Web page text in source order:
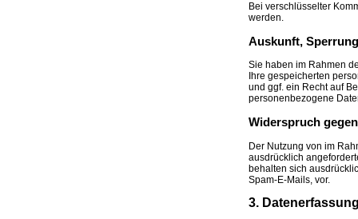
Bei verschlüsselter
werden.
Auskunft,
Sie haben im Rahmen
Ihre gespeicherten
und ggf. ein Recht auf
personenbezogene
Widerspruch
Der Nutzung von im
ausdrücklich
behalten sich
Spam-E-Mails, vor.
3.